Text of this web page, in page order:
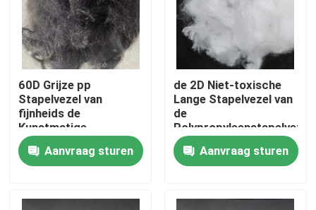
60D Grijze pp
Stapelvezel van
fijnheids de
Kunstmatige
Stapelvezels
Aanvraag sturen
de 2D Niet-toxische
Lange Stapelvezel van
de
Polypropyleenstapelvezel
Aanvraag sturen